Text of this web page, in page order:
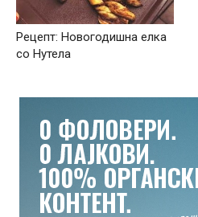
Рецепт: Новогодишна елка
со Нутела